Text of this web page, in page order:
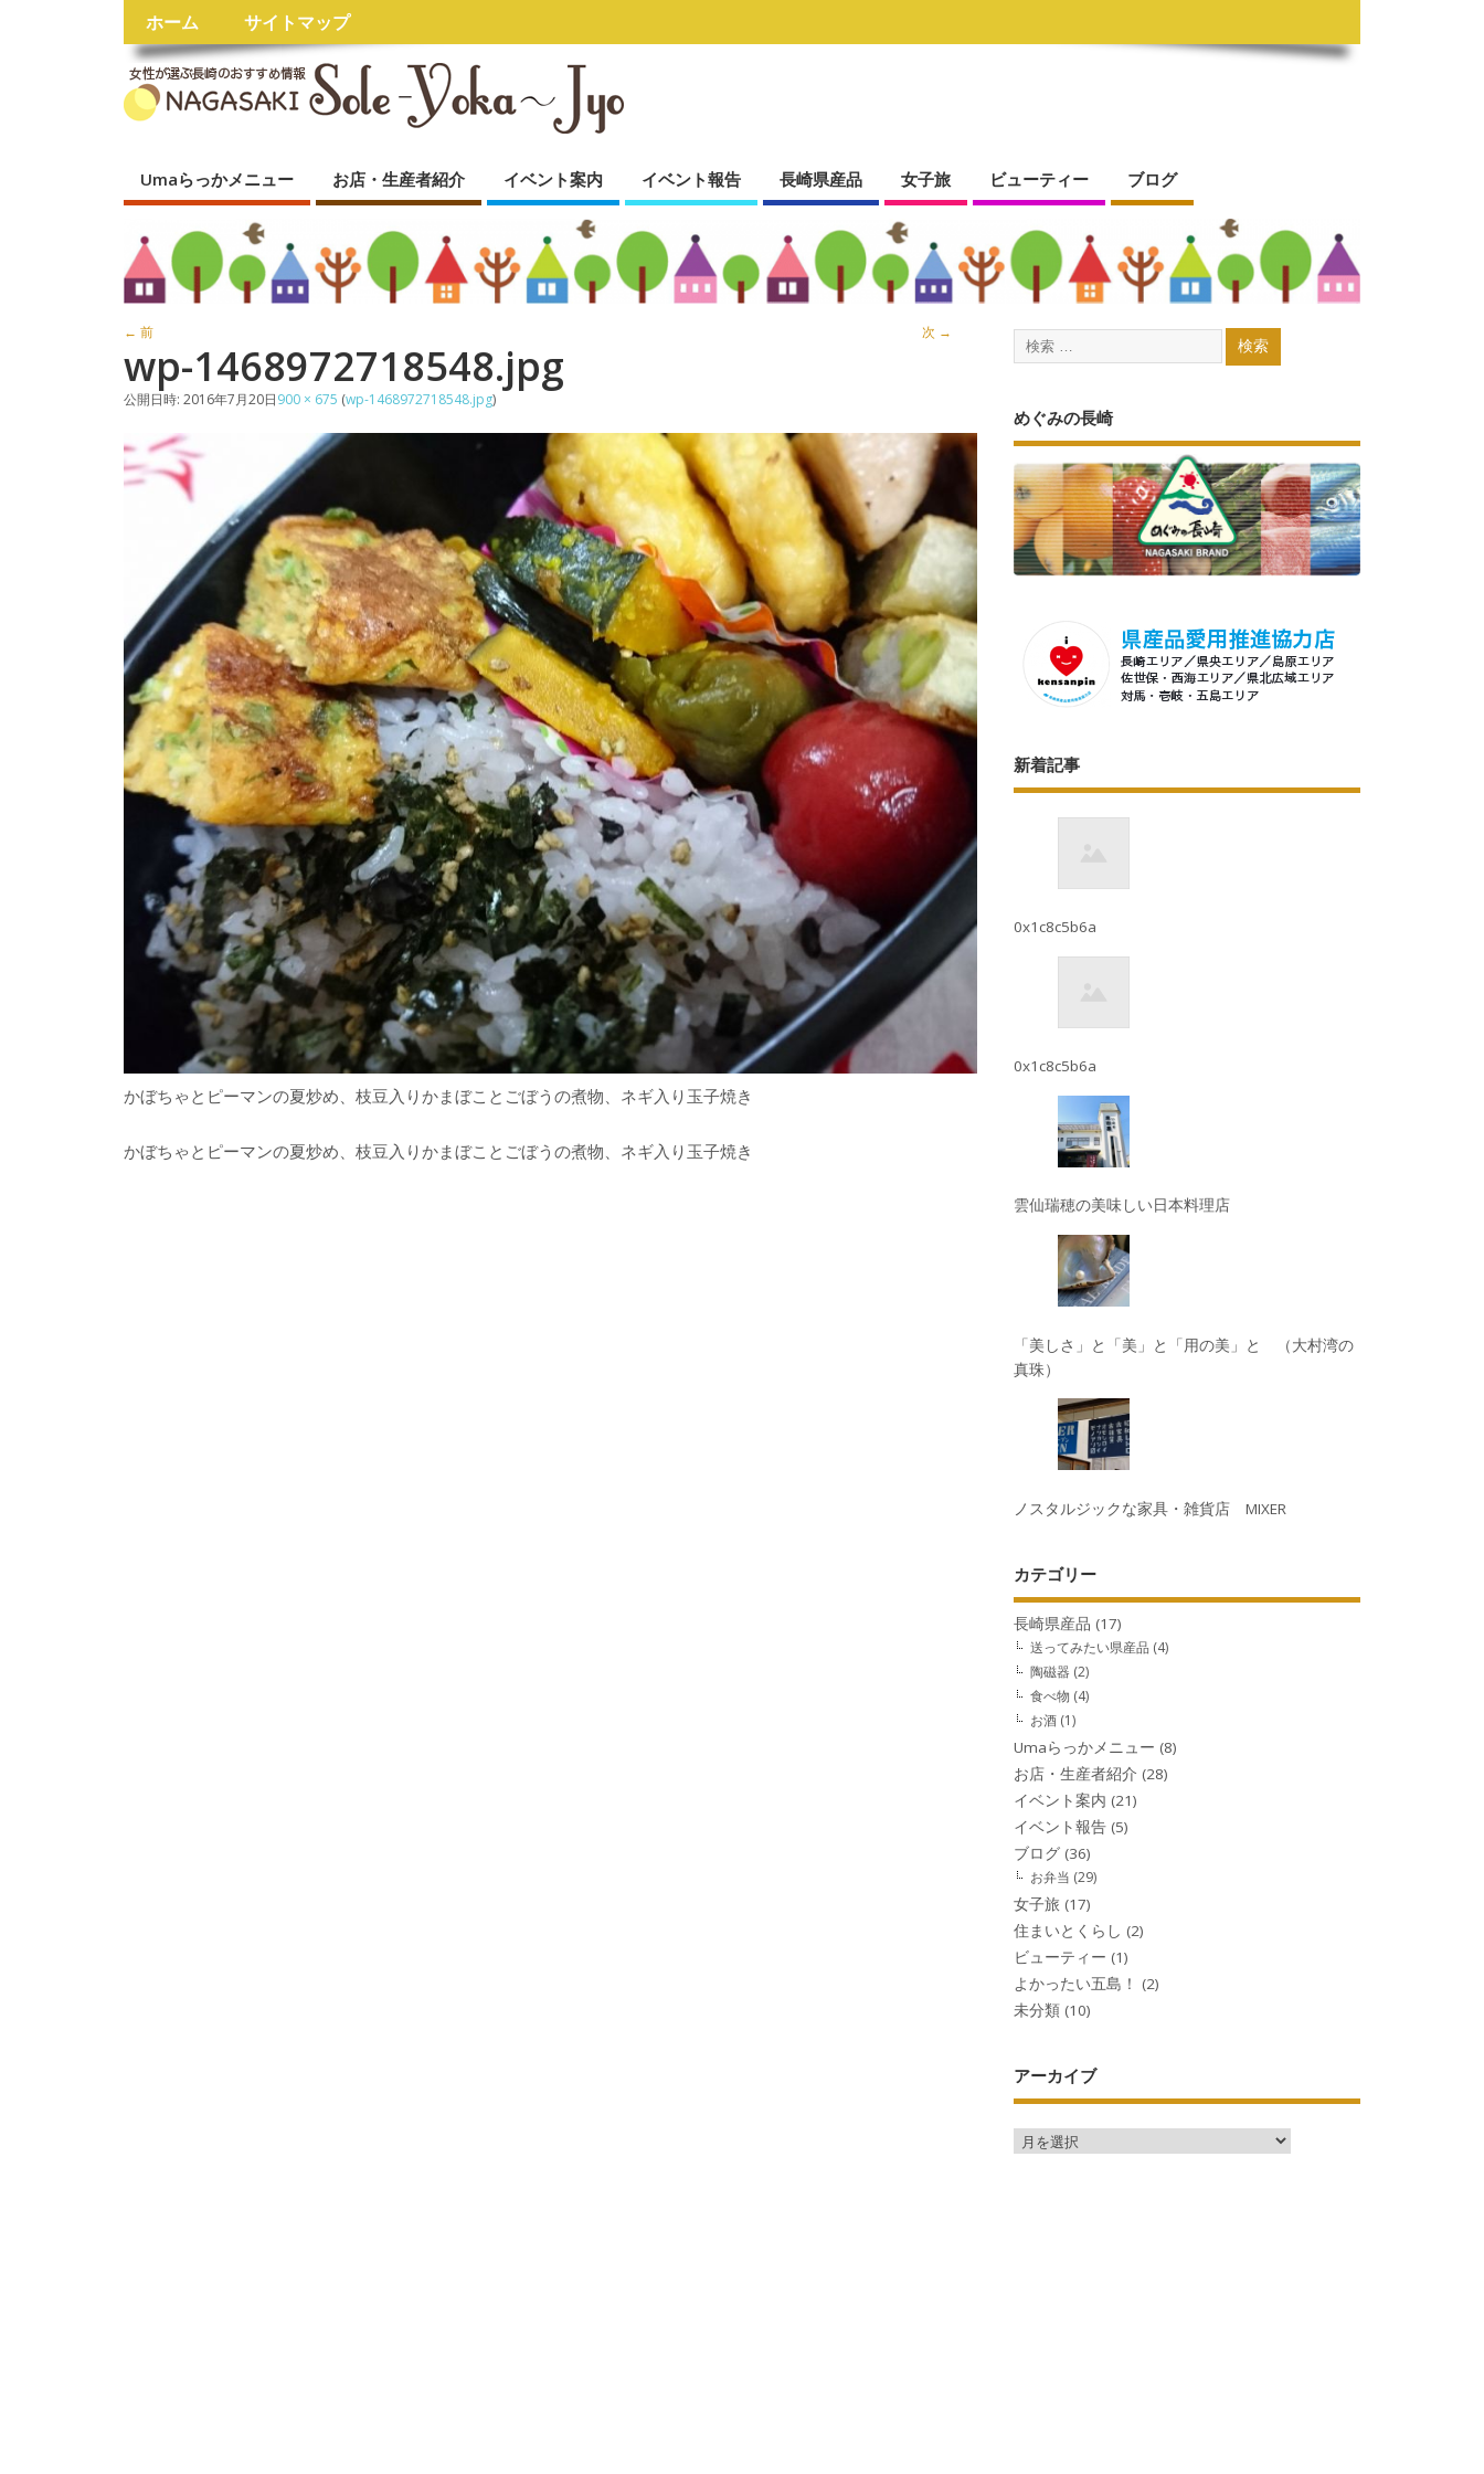
ホーム サイトマップ
Umaらっかメニュー お店・生産者紹介 イベント案内 イベント報告 長崎県産品 女子旅 ビューティー ブログ
← 前 次 →
wp-1468972718548.jpg
公開日時: 2016年7月20日900 × 675 (wp-1468972718548.jpg)
かぼちゃとピーマンの夏炒め、枝豆入りかまぼことごぼうの煮物、ネギ入り玉子焼き
かぼちゃとピーマンの夏炒め、枝豆入りかまぼことごぼうの煮物、ネギ入り玉子焼き
めぐみの長崎
新着記事
0x1c8c5b6a
0x1c8c5b6a
雲仙瑞穂の美味しい日本料理店
「美しさ」と「美」と「用の美」と （大村湾の
真珠）
ノスタルジックな家具・雑貨店 MIXER
カテゴリー
長崎県産品 (17)
送ってみたい県産品 (4)
陶磁器 (2)
食べ物 (4)
お酒 (1)
Umaらっかメニュー (8)
お店・生産者紹介 (28)
イベント案内 (21)
イベント報告 (5)
ブログ (36)
お弁当 (29)
女子旅 (17)
住まいとくらし (2)
ビューティー (1)
よかったい五島！
(2)
未分類 (10)
アーカイブ